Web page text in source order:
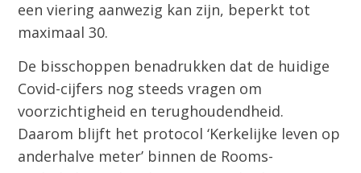
een viering aanwezig kan zijn, beperkt tot
maximaal 30.
De bisschoppen benadrukken dat de huidige
Covid-cijfers nog steeds vragen om
voorzichtigheid en terughoudendheid.
Daarom blijft het protocol ‘Kerkelijke leven op
anderhalve meter’ binnen de Rooms-